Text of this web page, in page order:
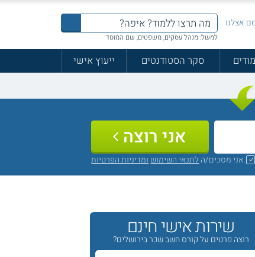
אצלנו
למשל: מנהל עסקים, משפטים, שם המוסד
סקר הסטודנטים ייעוץ אישי
אני מסכים/הלתנאי השימושומדיניות הפרטיות
אני רוצה
שירות אישי חינם
רוצה פרטים על קורס חשב שכר בירושלים?